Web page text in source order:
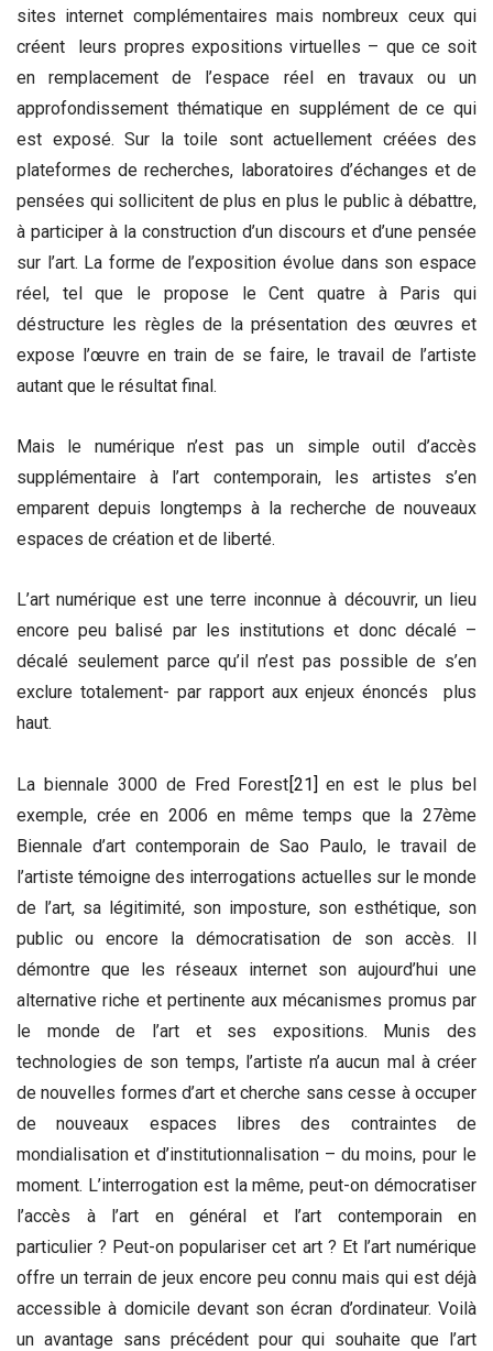
sites internet complémentaires mais nombreux ceux qui
créent leurs propres expositions virtuelles – que ce soit
en remplacement de l’espace réel en travaux ou un
approfondissement thématique en supplément de ce qui
est exposé. Sur la toile sont actuellement créées des
plateformes de recherches, laboratoires d’échanges et de
pensées qui sollicitent de plus en plus le public à débattre,
à participer à la construction d’un discours et d’une pensée
sur l’art. La forme de l’exposition évolue dans son espace
réel, tel que le propose le Cent quatre à Paris qui
déstructure les règles de la présentation des œuvres et
expose l’œuvre en train de se faire, le travail de l’artiste
autant que le résultat final.
Mais le numérique n’est pas un simple outil d’accès
supplémentaire à l’art contemporain, les artistes s’en
emparent depuis longtemps à la recherche de nouveaux
espaces de création et de liberté.
L’art numérique est une terre inconnue à découvrir, un lieu
encore peu balisé par les institutions et donc décalé –
décalé seulement parce qu’il n’est pas possible de s’en
exclure totalement- par rapport aux enjeux énoncés plus
haut.
La biennale 3000 de Fred Forest[21] en est le plus bel
exemple, crée en 2006 en même temps que la 27ème
Biennale d’art contemporain de Sao Paulo, le travail de
l’artiste témoigne des interrogations actuelles sur le monde
de l’art, sa légitimité, son imposture, son esthétique, son
public ou encore la démocratisation de son accès. Il
démontre que les réseaux internet son aujourd’hui une
alternative riche et pertinente aux mécanismes promus par
le monde de l’art et ses expositions. Munis des
technologies de son temps, l’artiste n’a aucun mal à créer
de nouvelles formes d’art et cherche sans cesse à occuper
de nouveaux espaces libres des contraintes de
mondialisation et d’institutionnalisation – du moins, pour le
moment. L’interrogation est la même, peut-on démocratiser
l’accès à l’art en général et l’art contemporain en
particulier ? Peut-on populariser cet art ? Et l’art numérique
offre un terrain de jeux encore peu connu mais qui est déjà
accessible à domicile devant son écran d’ordinateur. Voilà
un avantage sans précédent pour qui souhaite que l’art